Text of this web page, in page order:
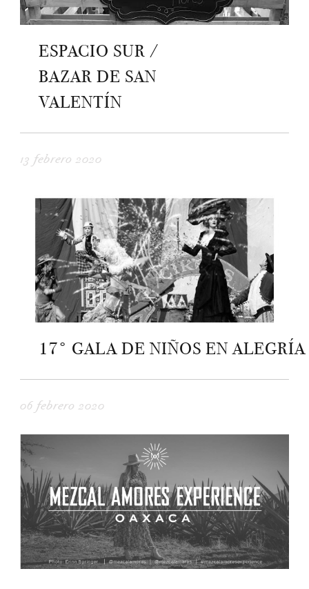
ESPACIO SUR /
BAZAR DE SAN
VALENTÍN
13 febrero 2020
17° GALA DE NIÑOS EN ALEGRÍA
06 febrero 2020